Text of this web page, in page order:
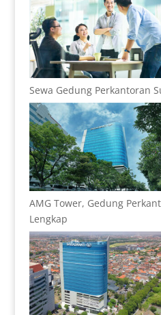
Sewa Gedung Perkantoran
AMG Tower, Gedung
Lengkap